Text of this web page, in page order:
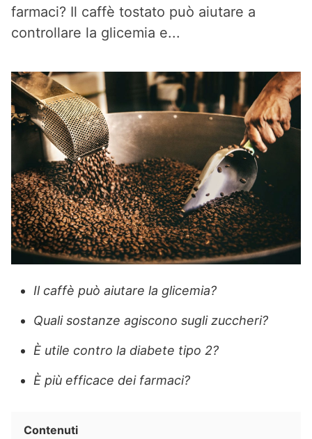
farmaci? Il caffè tostato può aiutare a
controllare la glicemia e...
Il caffè può aiutare la glicemia?
Quali sostanze agiscono sugli zuccheri?
È utile contro la diabete tipo 2?
È più efficace dei farmaci?
Contenuti